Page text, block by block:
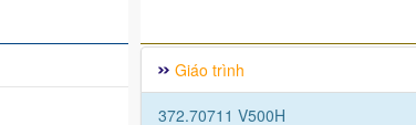
Giáo trình
372.70711 V500H